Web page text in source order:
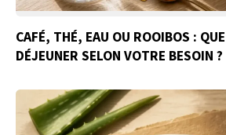
CAFÉ, THÉ, EAU OU ROOIBOS :
DÉJEUNER SELON VOTRE BESOIN ?